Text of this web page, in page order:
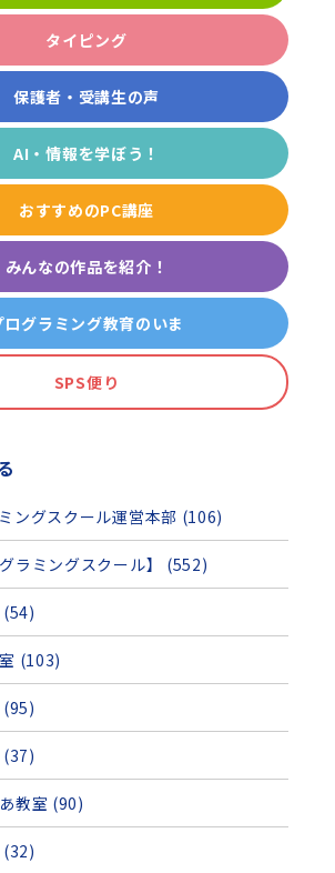
タイピング
保護者・受講生の声
AI・情報を学ぼう！
おすすめのPC講座
みんなの作品を紹介！
ログラミング教育のいま
SPS便り
ングスクール運営本部 (106)
ラミングスクール】 (552)
(54)
(103)
(95)
(37)
教室 (90)
(32)